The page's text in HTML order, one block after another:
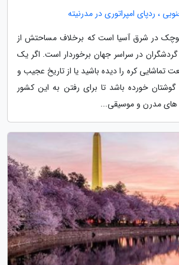
، ردپای امپراتوری در مدرنیته
در شرق آسیا است که برخلاف مساحتش از
در سراسر جهان برخوردار است. اگر یک
تماشایی کره را دیده باشید یا از تاریخ عجیب و
خورده باشد تا برای رفتن به این کشور
مدرن و موسیقی...